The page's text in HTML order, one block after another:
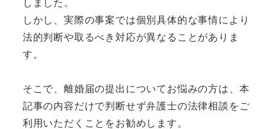
しました。
しかし、実際の事案では個別具体的な事情により
法的判断や取るべき対応が異なることがありま
す。
そこで、離婚届の提出についてお悩みの方は、本
記事の内容だけで判断せず弁護士の法律相談をご
利用いただくことをお勧めします。